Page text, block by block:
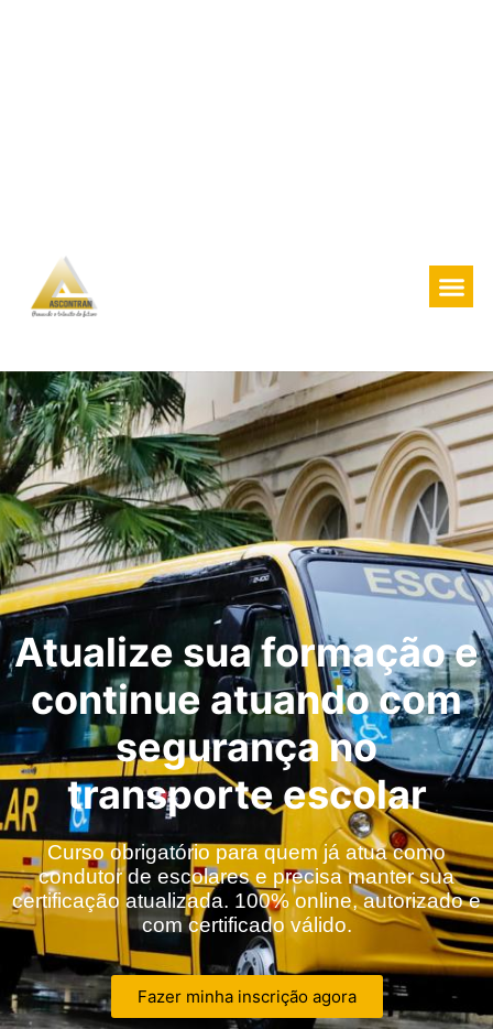
Atualize sua formação e
continue atuando com
segurança no
transporte escolar
Curso obrigatório para quem já atua como
condutor de escolares e precisa manter sua
certificação atualizada. 100% online, autorizado e
com certificado válido.
Fazer minha inscrição agora